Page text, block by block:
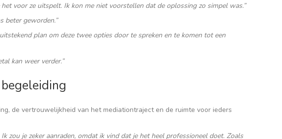
voor ze uitspelt. Ik kon me niet voorstellen dat de oplossing zo simpel was.”
beter geworden.”
plan om deze twee opties door te spreken en te komen tot een
kan weer verder.”
de vertrouwelijkheid van het mediationtraject en de ruimte voor ieders
zou je zeker aanraden, omdat ik vind dat je het heel professioneel doet. Zoals